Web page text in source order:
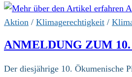
Ich
boykottiere
Fußball-
Aktion / Klimagerechtigkeit /
ANMELDUNG ZUM
Der diesjährige 10. Ökumenische